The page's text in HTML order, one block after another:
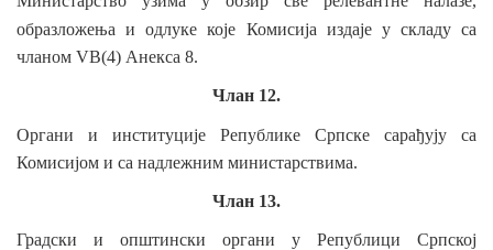
образложења и одлуке које Комисија издаје у складу са
чланом VВ(4) Анекса 8.
Члан 12.
Органи и институције Републике Српске сарађују
са
Комисијом и са надлежним министарствима.
Члан 13.
Градски и општински органи у Републици Српској